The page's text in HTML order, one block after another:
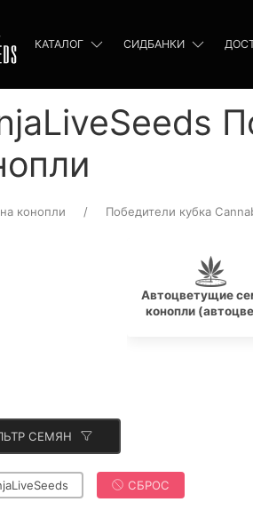
КАТАЛОГ СИДБАНКИ
конопли Победители кубка
Автоцветущие
конопли
СЕМЯН
СБРОС